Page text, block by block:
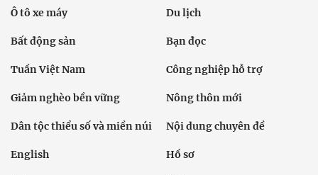
Ô tô xe máy Du lịch
Bất động sản Bạn đọc
Tuần Việt Nam Công nghiệp hỗ trợ
Giảm nghèo bền vững Nông thôn mới
Dân tộc thiểu số và miền núi Nội dung chuyên đề
English Hồ sơ